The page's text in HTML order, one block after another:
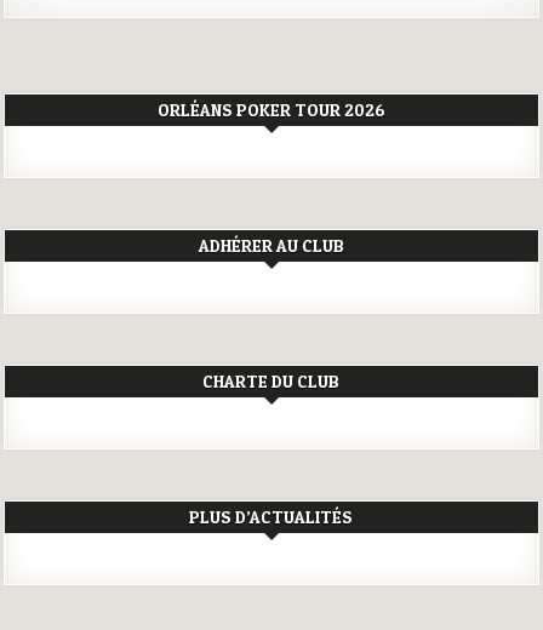
ORLÉANS POKER TOUR 2026
ADHÉRER AU CLUB
CHARTE DU CLUB
PLUS D’ACTUALITÉS